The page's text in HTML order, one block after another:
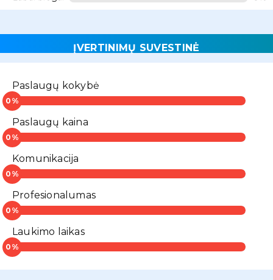
ĮVERTINIMŲ SUVESTINĖ
Paslaugų kokybė
Paslaugų kaina
Komunikacija
Profesionalumas
Laukimo laikas